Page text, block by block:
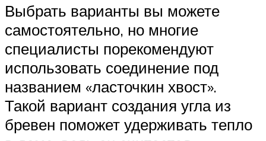
Выбрать варианты вы можете
самостоятельно, но многие
специалисты порекомендуют
использовать соединение под
названием «ласточкин хвост».
Такой вариант создания угла из
бревен поможет удерживать тепло